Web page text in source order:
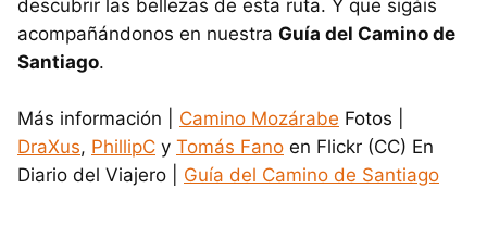
descubrir las bellezas de esta ruta. Y que sigáis
acompañándonos en nuestra Guía del Camino de
Santiago.
Más información | Camino Mozárabe Fotos |
DraXus, PhillipC y Tomás Fano en Flickr (CC) En
Diario del Viajero | Guía del Camino de Santiago